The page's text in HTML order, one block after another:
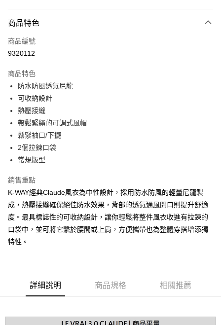
信用卡一次付款
信用卡分期付款
合作金庫商業銀行
華南商業銀行
上海商業儲蓄銀行
國泰世華商業銀行
臺灣中小企業銀行
匯豐（台灣）商業銀行
聯邦商業銀行
元大商業銀行
玉山商業銀行
台灣樂天信用卡公司
LINE Pay
Apple Pay
街口支付
悠遊付
相關說明
【關於「AFTEE先享後付」】
AFTEE先享後付是「在收到商品之後才付款」的支付方式。 讓您購物簡單
便利好安心！
１．簡單：不需註冊會員、不需綁卡、不需儲值。
２．便利：只要手機號碼，簡訊認證，即可結帳。
３．安心：先確認商品／服務後，再付款。
２．訂單成立數日內，您將收到繳費通知簡訊。
購買商品的店家。未經商家同意取消之訂單仍視為有效，需透過AFTEE先享
ATM付款
運送方式
黑貓宅急便配送到府
商品特色
商品編號
9320112
商品特色
防水防風透氣尼龍
可收納設計
熱壓接縫
帶鬆緊繩的可調式風帽
鬆緊袖口/下擺
2個拉鍊口袋
常規版型
銷售重點
K-WAY經典Claude風衣為中性設計，採用防水防風的輕量尼龍製
成，熱壓接縫確保絕佳防水效果，背部的透氣通風開口則提升舒適
度。最具標誌性的可收納設計，讓你輕鬆將整件風衣收進有拉鍊的
口袋中，並可將它繫於腰間或上肩，方便攜帶也為整體穿搭增添獨
特性。
詳細說明 商品規格 相關推薦